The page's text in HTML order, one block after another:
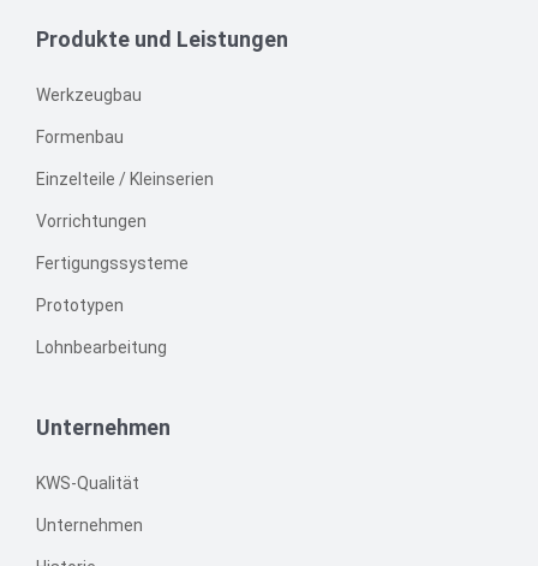
Produkte und Leistungen
Werkzeugbau
Formenbau
Einzelteile / Kleinserien
Vorrichtungen
Fertigungssysteme
Prototypen
Lohnbearbeitung
Unternehmen
KWS-Qualität
Unternehmen